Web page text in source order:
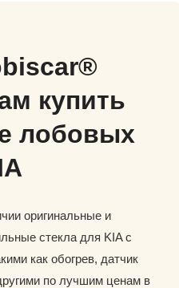
купить
лобовых
оригинальные и
стекла для KIA с
как обогрев, датчик
по лучшим ценам в